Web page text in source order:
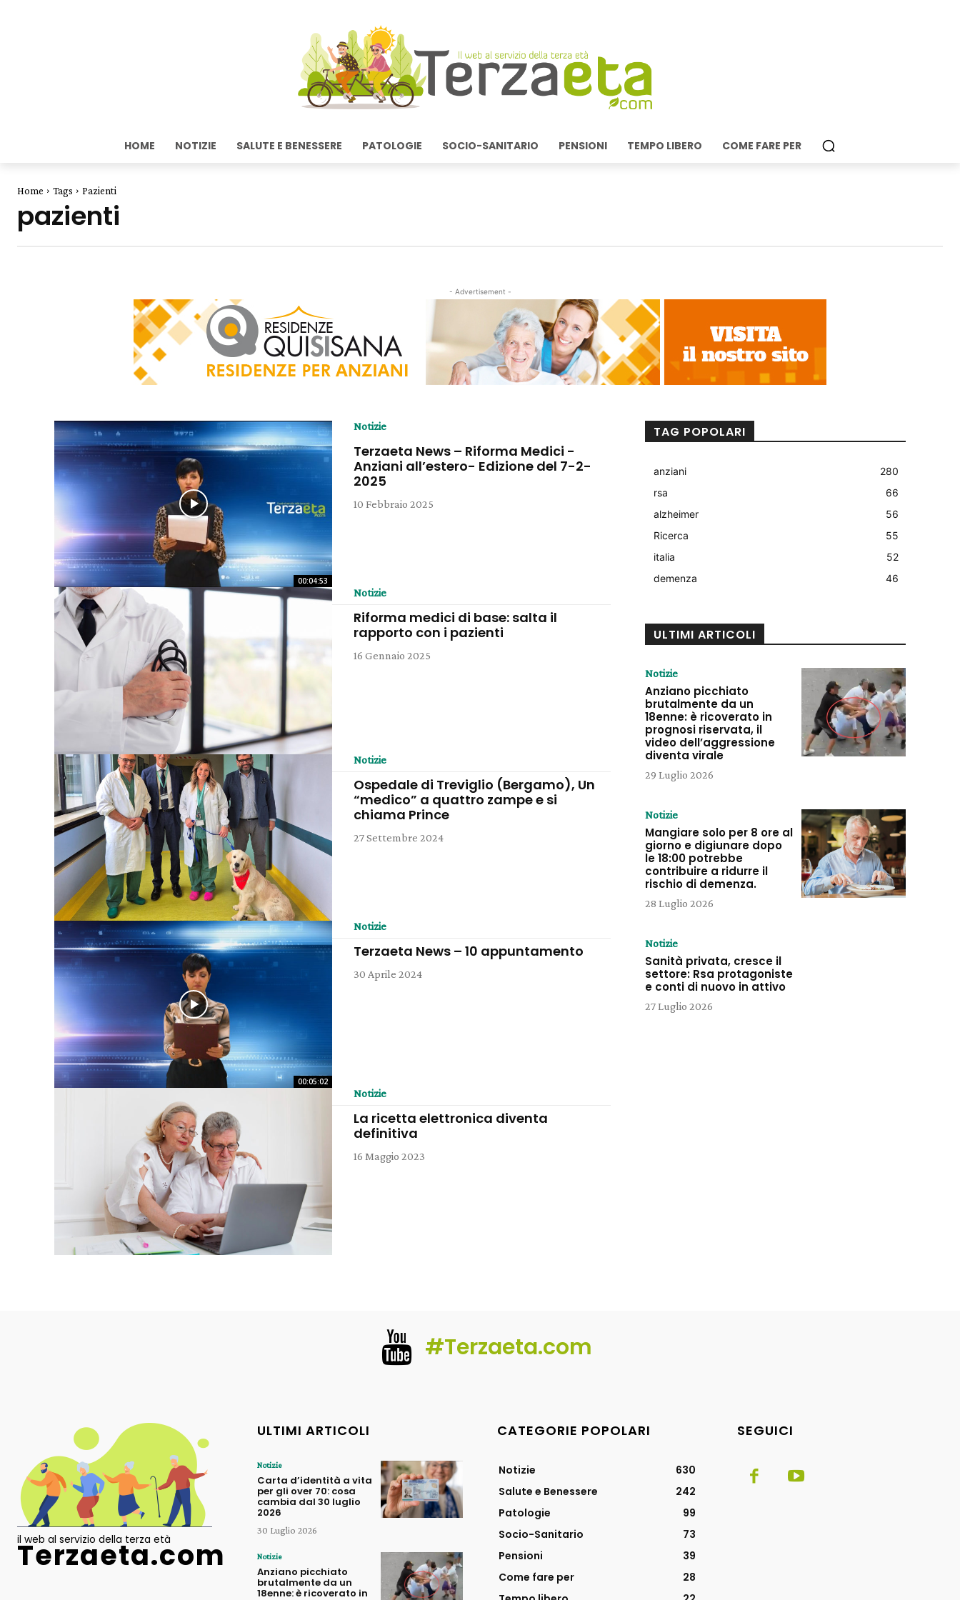
HOME NOTIZIE SALUTE E BENESSERE PATOLOGIE SOCIO-SANITARIO PENSIONI TEMPO LIBERO COME FARE PER
Home Tags Pazienti
pazienti
- Advertisement -
00:04:53
Notizie
Terzaeta News – Riforma Medici -
Anziani all’estero- Edizione del 7-2-
2025
10 Febbraio 2025
Notizie
Riforma medici di base: salta il
rapporto con i pazienti
16 Gennaio 2025
Notizie
Ospedale di Treviglio (Bergamo), Un
“medico” a quattro zampe e si
chiama Prince
27 Settembre 2024
00:05:02
Notizie
Terzaeta News – 10 appuntamento
30 Aprile 2024
Notizie
La ricetta elettronica diventa
definitiva
16 Maggio 2023
TAG POPOLARI
anziani
280
rsa
66
alzheimer
56
Ricerca
55
italia
52
demenza
46
ULTIMI ARTICOLI
Notizie
Anziano picchiato
brutalmente da un
18enne: è ricoverato in
prognosi riservata, il
video dell’aggressione
diventa virale
29 Luglio 2026
Notizie
Mangiare solo per 8 ore al
giorno e digiunare dopo
le 18:00 potrebbe
contribuire a ridurre il
rischio di demenza.
28 Luglio 2026
Notizie
Sanità privata, cresce il
settore: Rsa protagoniste
e conti di nuovo in attivo
27 Luglio 2026
#Terzaeta.com
il web al servizio della terza età
Terzaeta.com
ULTIMI ARTICOLI
Notizie
Carta d’identità a vita
per gli over 70: cosa
cambia dal 30 luglio
2026
30 Luglio 2026
Notizie
Anziano picchiato
brutalmente da un
18enne: è ricoverato in
CATEGORIE POPOLARI
Notizie
630
Salute e Benessere
242
Patologie
99
Socio-Sanitario
73
Pensioni
39
Come fare per
28
SEGUICI